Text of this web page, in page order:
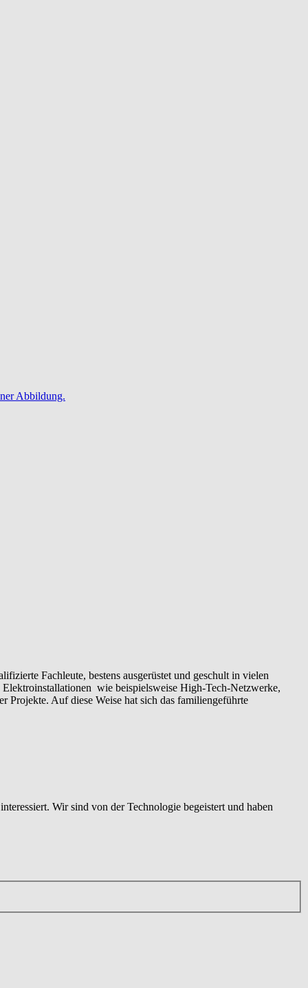
Fachleute, bestens ausgerüstet und geschult in vielen
wie beispielsweise High-Tech-Netzwerke,
Projekte. Auf diese Weise hat sich das familiengeführte
Wir sind von der Technologie begeistert und haben